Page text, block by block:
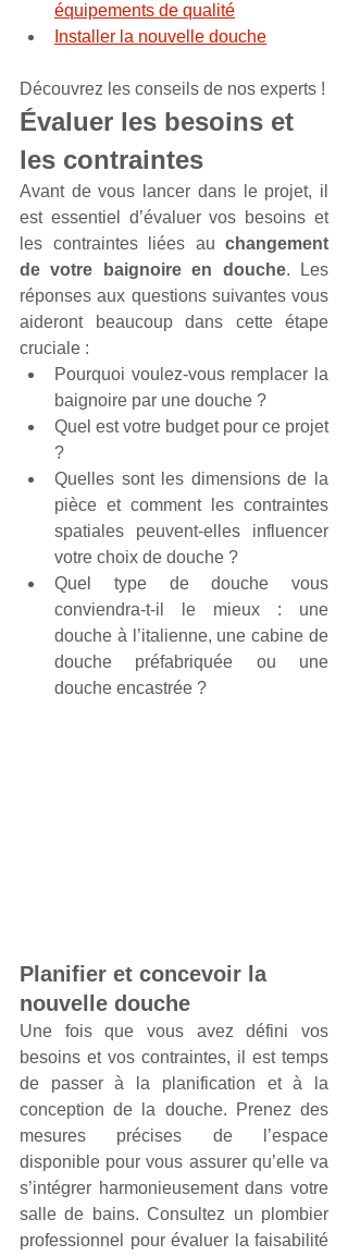
équipements de qualité
Installer la nouvelle douche
Découvrez les conseils de nos experts !
Évaluer les besoins et
les contraintes
Avant de vous lancer dans le projet, il
est essentiel d’évaluer vos besoins et
les contraintes liées au changement
de votre baignoire en douche. Les
réponses aux questions suivantes vous
aideront beaucoup dans cette étape
cruciale :
Pourquoi voulez-vous remplacer la
baignoire par une douche ?
Quel est votre budget pour ce projet
?
Quelles sont les dimensions de la
pièce et comment les contraintes
spatiales peuvent-elles influencer
votre choix de douche ?
Quel type de douche vous
conviendra-t-il le mieux : une
douche à l’italienne, une cabine de
douche préfabriquée ou une
douche encastrée ?
Planifier et concevoir la
nouvelle douche
Une fois que vous avez défini vos
besoins et vos contraintes, il est temps
de passer à la planification et à la
conception de la douche. Prenez des
mesures précises de l’espace
disponible pour vous assurer qu’elle va
s’intégrer harmonieusement dans votre
salle de bains. Consultez un plombier
professionnel pour évaluer la faisabilité